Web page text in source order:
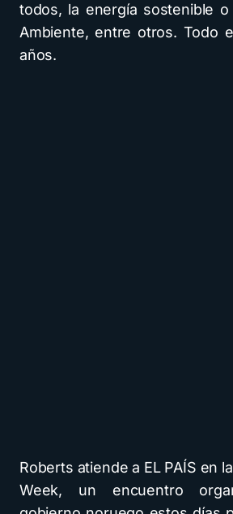
todos, la energía sostenible
Ambiente, entre otros. Todo
años.
Roberts atiende a EL PAÍS en
Week, un encuentro